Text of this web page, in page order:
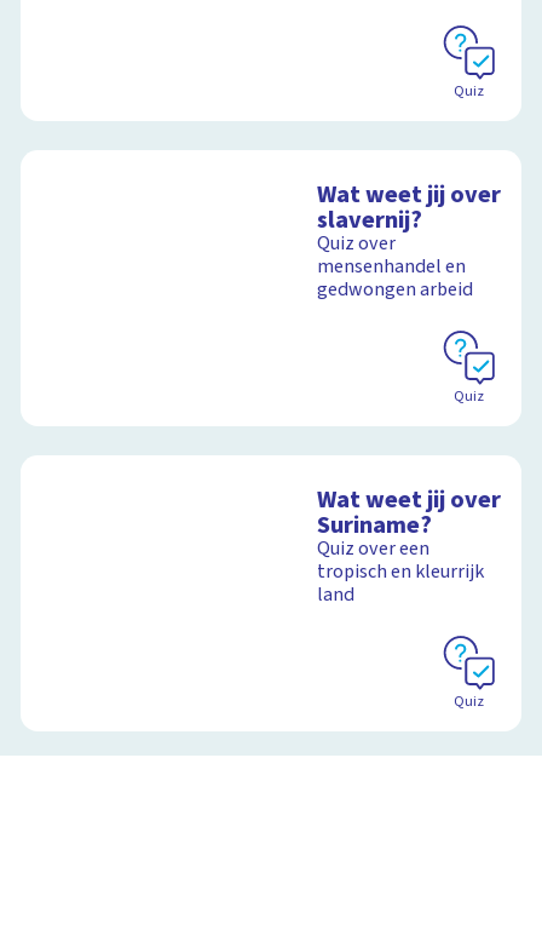
Schoolplaat
Quiz
Wat weet jij over
slavernij?
Quiz over
mensenhandel en
gedwongen arbeid
Quiz
Wat weet jij over
Suriname?
Quiz over een
tropisch en kleurrijk
land
Quiz